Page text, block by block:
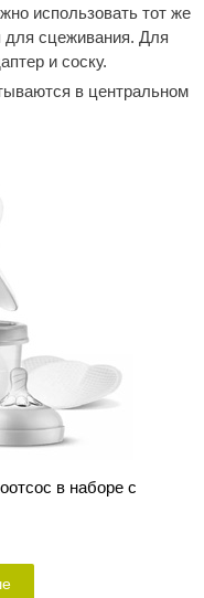
использовать тот же
для сцеживания. Для
и соску.
в центральном
в наборе с